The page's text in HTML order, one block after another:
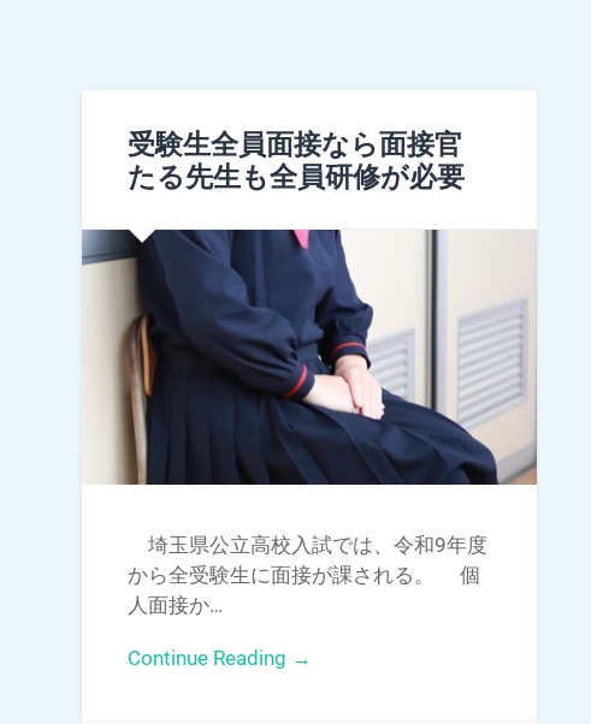
受験生全員面接なら面接官
たる先生も全員研修が必要
埼玉県公立高校入試では、令和9年度
から全受験生に面接が課される。 個
人面接か…
Continue Reading →